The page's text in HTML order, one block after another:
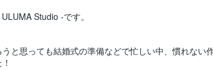
Studio -です。
と思っても結婚式の準備などで忙しい中、慣れない